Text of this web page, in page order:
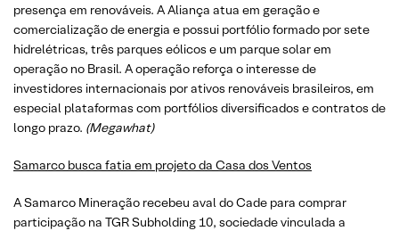
presença em renováveis. A Aliança atua em geração e
comercialização de energia e possui portfólio formado por sete
hidrelétricas, três parques eólicos e um parque solar em
operação no Brasil. A operação reforça o interesse de
investidores internacionais por ativos renováveis brasileiros, em
especial plataformas com portfólios diversificados e contratos de
longo prazo. (Megawhat)
Samarco busca fatia em projeto da Casa dos Ventos
A Samarco Mineração recebeu aval do Cade para comprar
participação na TGR Subholding 10, sociedade vinculada a